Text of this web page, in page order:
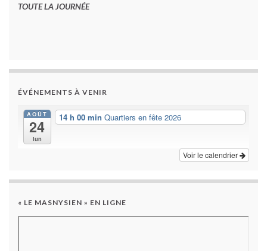
TOUTE LA JOURNÉE
ÉVÉNEMENTS À VENIR
AOÛT
24
lun
14 h 00 min Quartiers en fête 2026
Voir le calendrier
« LE MASNYSIEN » EN LIGNE